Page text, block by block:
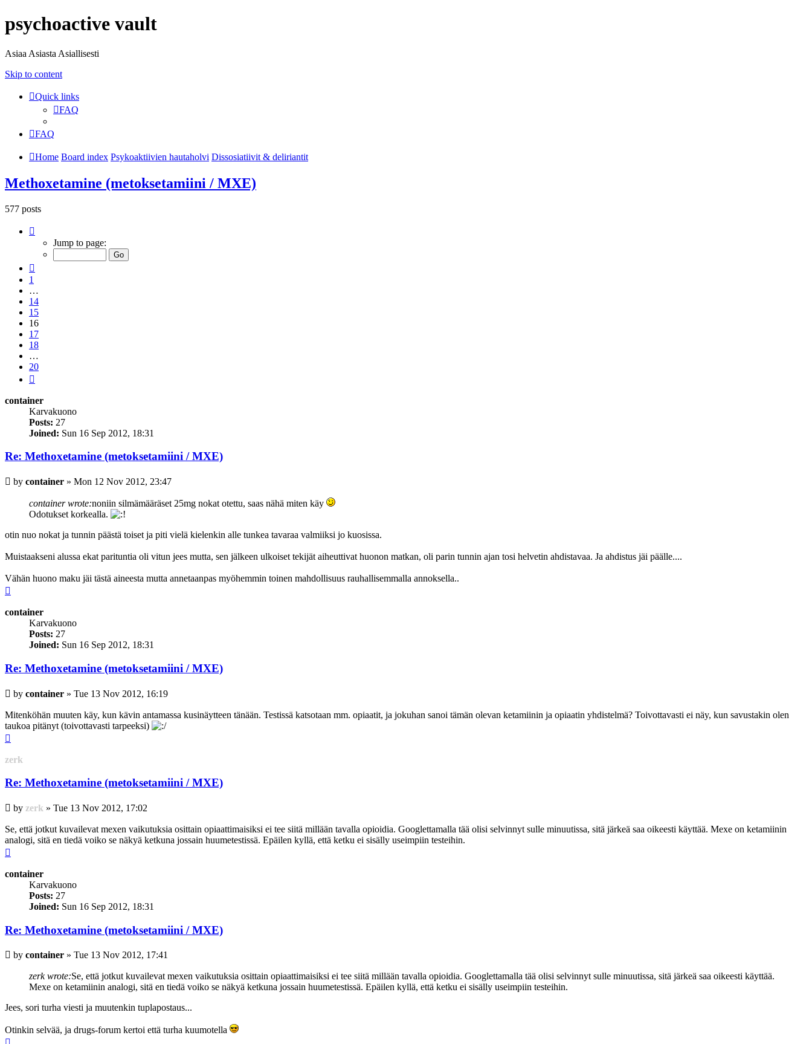
psychoactive vault
Asiaa Asiasta Asiallisesti
Skip to content
Quick links
FAQ
FAQ
Home Board index Psykoaktiivien hautaholvi Dissosiatiivit & deliriantit
Methoxetamine (metoksetamiini / MXE)
577 posts
16
Jump to page:
1
…
14
15
16
17
18
…
20
container
Karvakuono
Posts: 27
Joined: Sun 16 Sep 2012, 18:31
Re: Methoxetamine (metoksetamiini / MXE)
Post
by container » Mon 12 Nov 2012, 23:47
container wrote:noniin silmämääräset 25mg nokat otettu, saas nähä miten käy
Odotukset korkealla.
otin nuo nokat ja tunnin päästä toiset ja piti vielä kielenkin alle tunkea tavaraa valmiiksi jo kuosissa.
Muistaakseni alussa ekat parituntia oli vitun jees mutta, sen jälkeen ulkoiset tekijät aiheuttivat huonon matkan, oli parin tunnin ajan tosi helvetin ahdistavaa. Ja ahdistus jäi päälle....
Vähän huono maku jäi tästä aineesta mutta annetaanpas myöhemmin toinen mahdollisuus rauhallisemmalla annoksella..
container
Karvakuono
Posts: 27
Joined: Sun 16 Sep 2012, 18:31
Re: Methoxetamine (metoksetamiini / MXE)
Post
by container » Tue 13 Nov 2012, 16:19
Mitenköhän muuten käy, kun kävin antamassa kusinäytteen tänään. Testissä katsotaan mm. opiaatit, ja jokuhan sanoi tämän olevan ketamiinin ja opiaatin yhdistelmä? Toivottavasti ei näy, kun savustakin olen
taukoa pitänyt (toivottavasti tarpeeksi)
zerk
Re: Methoxetamine (metoksetamiini / MXE)
Post
by zerk » Tue 13 Nov 2012, 17:02
Se, että jotkut kuvailevat mexen vaikutuksia osittain opiaattimaisiksi ei tee siitä millään tavalla opioidia. Googlettamalla tää olisi selvinnyt sulle minuutissa, sitä järkeä saa oikeesti käyttää. Mexe on ketamiinin
analogi, sitä en tiedä voiko se näkyä ketkuna jossain huumetestissä. Epäilen kyllä, että ketku ei sisälly useimpiin testeihin.
container
Karvakuono
Posts: 27
Joined: Sun 16 Sep 2012, 18:31
Re: Methoxetamine (metoksetamiini / MXE)
Post
by container » Tue 13 Nov 2012, 17:41
zerk wrote:Se, että jotkut kuvailevat mexen vaikutuksia osittain opiaattimaisiksi ei tee siitä millään tavalla opioidia. Googlettamalla tää olisi selvinnyt sulle minuutissa, sitä järkeä saa oikeesti käyttää.
Mexe on ketamiinin analogi, sitä en tiedä voiko se näkyä ketkuna jossain huumetestissä. Epäilen kyllä, että ketku ei sisälly useimpiin testeihin.
Jees, sori turha viesti ja muutenkin tuplapostaus...
Otinkin selvää, ja drugs-forum kertoi että turha kuumotella